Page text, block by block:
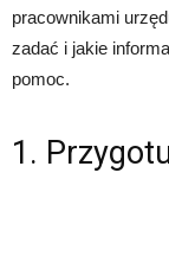
pracownikami
zadać i jakie
pomoc.
1.